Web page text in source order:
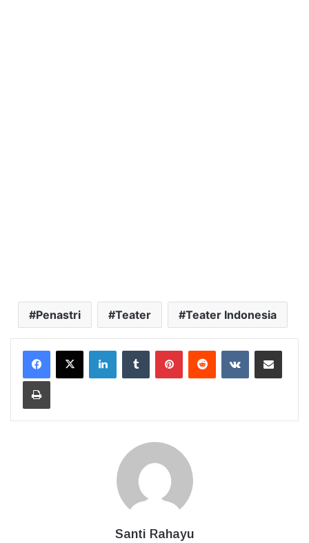
Penastri Teater Teater Indonesia
LinkedInTumblr PinterestReddit VKontakteBagikan Lewat Email
Cetak
Santi Rahayu